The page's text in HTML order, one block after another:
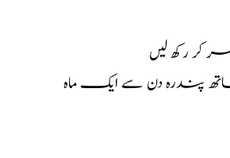
کر رکھ لیں
پندرہ دن سے ایک ماہ